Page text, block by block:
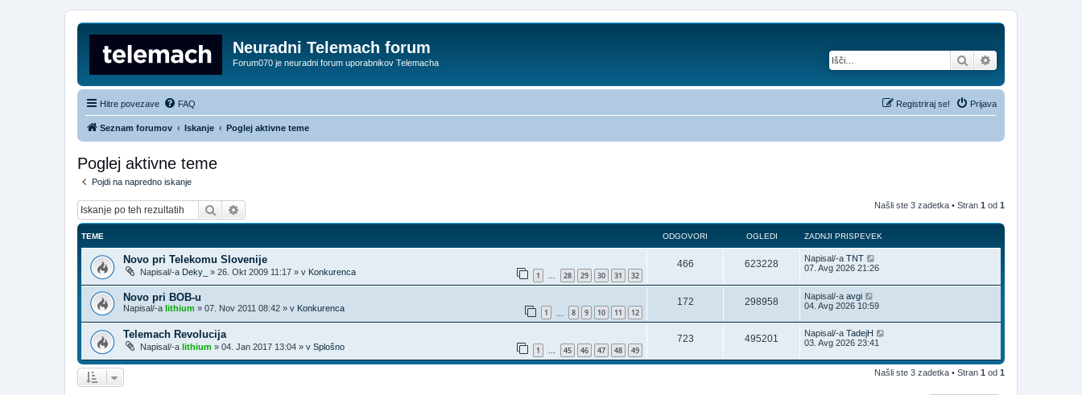
Neuradni Telemach forum
Forum070 je neuradni forum uporabnikov Telemacha Iskanje
Hitre povezave FAQ Prijava
Registriraj se!
Seznam forumov Iskanje Poglej aktivne teme
Poglej aktivne teme
Pojdi na napredno iskanje
Iskanje Našli ste 3 zadetka • Stran 1 od 1
TEME ODGOVORI OGLEDI ZADNJI PRISPEVEK
Novo pri Telekomu Slovenije
Napisal/-a Deky_ » 26. Okt 2009 11:17 » v Konkurenca 1 … 28 29 30 31 32
466 623228 Napisal/-a TNT
07. Avg 2026 21:26
Novo pri BOB-u
Napisal/-a lithium » 07. Nov 2011 08:42 » v Konkurenca 1 8 9 10 11 12
172 298958 Napisal/-a avgi
04. Avg 2026 10:59
Telemach Revolucija
Napisal/-a lithium » 04. Jan 2017 13:04 » v Splošno 1 … 45 46 47 48 49
723 495201 Napisal/-a TadejH
03. Avg 2026 23:41
Našli ste 3 zadetka • Stran 1 od 1